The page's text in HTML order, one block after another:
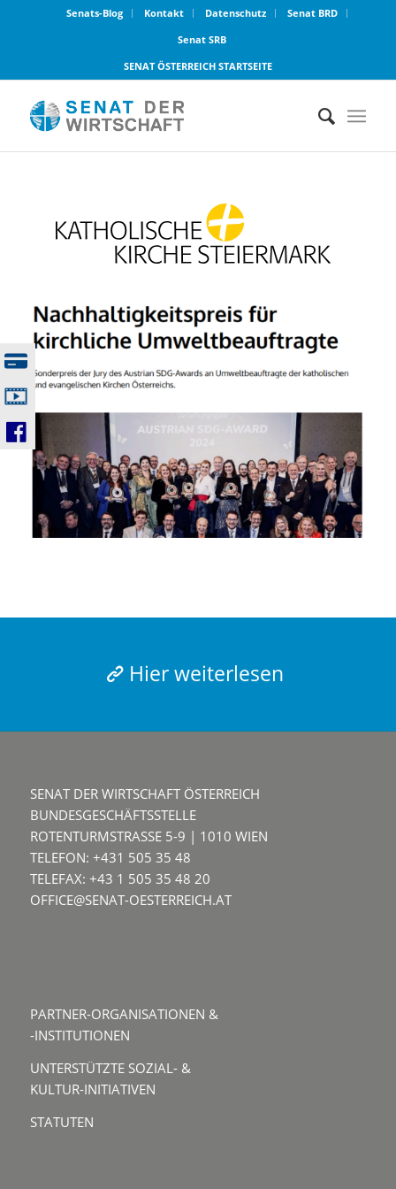
Senats-Blog Kontakt Datenschutz
Senat BRD
Senat SRB
SENAT ÖSTERREICH STARTSEITE
Hier weiterlesen
SENAT DER WIRTSCHAFT ÖSTERREICH
BUNDESGESCHÄFTSSTELLE
ROTENTURMSTRASSE 5-9 | 1010 WIEN
TELEFON: +431 505 35 48
TELEFAX: +43 1 505 35 48 20
OFFICE@SENAT-OESTERREICH.AT
PARTNER-ORGANISATIONEN &
-INSTITUTIONEN
UNTERSTÜTZTE SOZIAL- &
KULTUR-INITIATIVEN
STATUTEN